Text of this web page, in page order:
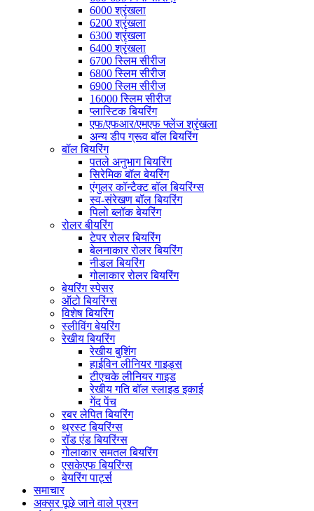
6000 श्रृंखला
6200 श्रृंखला
6300 श्रृंखला
6400 श्रृंखला
6700 स्लिम सीरीज
6800 स्लिम सीरीज
6900 स्लिम सीरीज
16000 स्लिम सीरीज
प्लास्टिक बियरिंग
एफ/एफआर/एमएफ फ्लेंज श्रृंखला
अन्य डीप ग्रूव बॉल बियरिंग
बॉल बियरिंग
पतले अनुभाग बियरिंग
सिरेमिक बॉल बेयरिंग
एंगुलर कॉन्टैक्ट बॉल बियरिंग्स
स्व-संरेखण बॉल बियरिंग
पिलो ब्लॉक बेयरिंग
रोलर बीयरिंग
टेपर रोलर बियरिंग
बेलनाकार रोलर बियरिंग
नीडल बियरिंग
गोलाकार रोलर बियरिंग
बेयरिंग स्पेसर
ऑटो बियरिंग्स
विशेष बियरिंग
स्लीविंग बेयरिंग
रेखीय बियरिंग
रेखीय बुशिंग
हाईविन लीनियर गाइड्स
टीएचके लीनियर गाइड
रेखीय गति बॉल स्लाइड इकाई
गेंद पेंच
रबर लेपित बियरिंग
थ्रस्ट बियरिंग्स
रॉड एंड बियरिंग्स
गोलाकार समतल बियरिंग
एसकेएफ बियरिंग्स
बेयरिंग पार्ट्स
समाचार
अक्सर पूछे जाने वाले प्रश्न